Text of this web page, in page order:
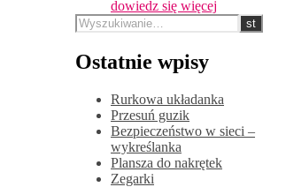
dowiedz się więcej
Ostatnie wpisy
Rurkowa układanka
Przesuń guzik
Bezpieczeństwo w sieci –
wykreślanka
Plansza do nakrętek
Zegarki